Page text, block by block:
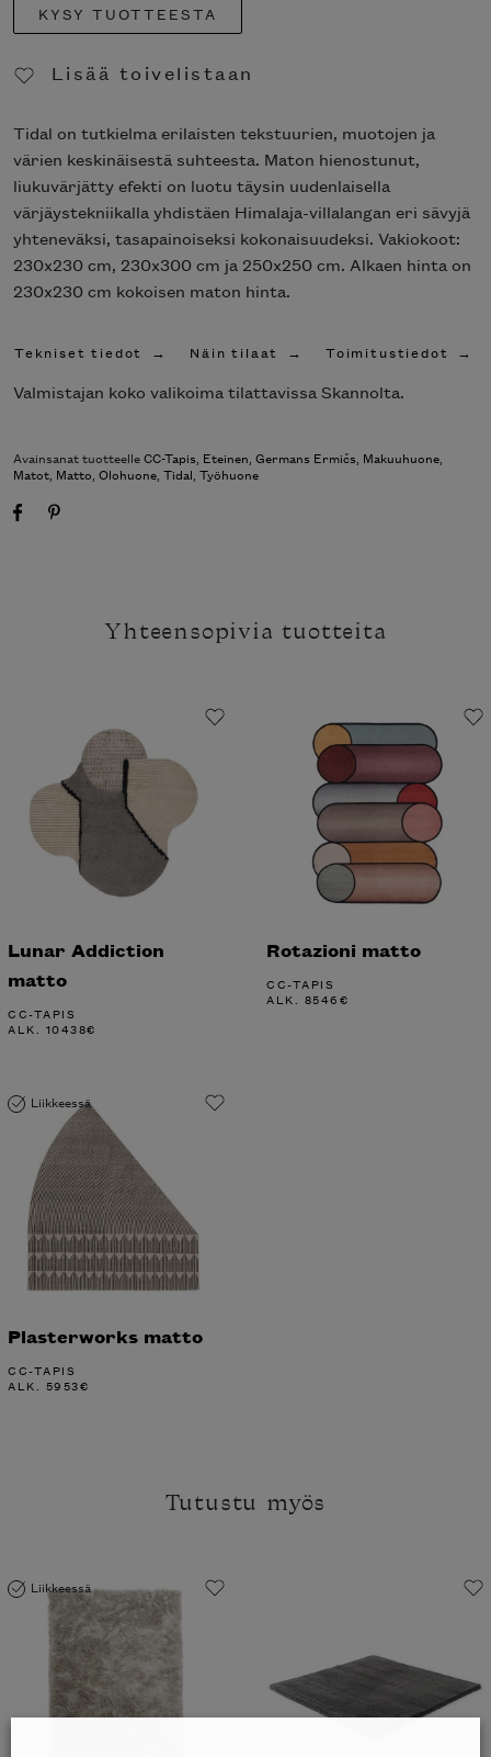
KYSY TUOTTEESTA
Lisää toivelistaan
Tidal on tutkielma erilaisten tekstuurien, muotojen ja
värien keskinäisestä suhteesta. Maton hienostunut,
liukuvärjätty efekti on luotu täysin uudenlaisella
värjäystekniikalla yhdistäen Himalaja-villalangan eri sävyjä
yhteneväksi, tasapainoiseksi kokonaisuudeksi. Vakiokoot:
230x230 cm, 230x300 cm ja 250x250 cm. Alkaen hinta on
230x230 cm kokoisen maton hinta.
Tekniset tiedot Näin tilaat Toimitustiedot
Valmistajan koko valikoima tilattavissa Skannolta.
Avainsanat tuotteelleCC-Tapis, Eteinen, Germans Ermičs, Makuuhuone,
Matot, Matto, Olohuone, Tidal, Työhuone
Yhteensopivia tuotteita
Lunar Addiction
matto
CC-TAPIS
ALK. 10438€
Rotazioni matto
CC-TAPIS
ALK. 8546€
Liikkeessä
Plasterworks matto
CC-TAPIS
ALK. 5953€
Tutustu myös
Liikkeessä